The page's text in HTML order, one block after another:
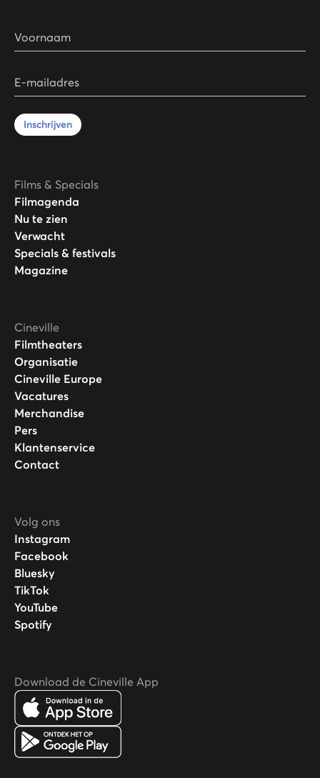
Voornaam
E-mailadres
Inschrijven
Films & Specials
Filmagenda
Nu te zien
Verwacht
Specials & festivals
Magazine
Cineville
Filmtheaters
Organisatie
Cineville Europe
Vacatures
Merchandise
Pers
Klantenservice
Contact
Volg ons
Instagram
Facebook
Bluesky
TikTok
YouTube
Spotify
Download de Cineville App